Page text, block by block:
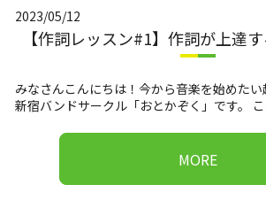
2023/05/12
【作詞レッスン#1】作詞が上達
みなさんこんにちは！今から音楽を始めた
新宿バンドサークル「おとかぞく」です。
MORE